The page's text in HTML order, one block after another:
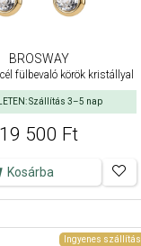
BROSWAY
fülbevaló körök kristállyal
Szállítás 3–5 nap
19 500 Ft
Kosárba
Ingyenes szállítás